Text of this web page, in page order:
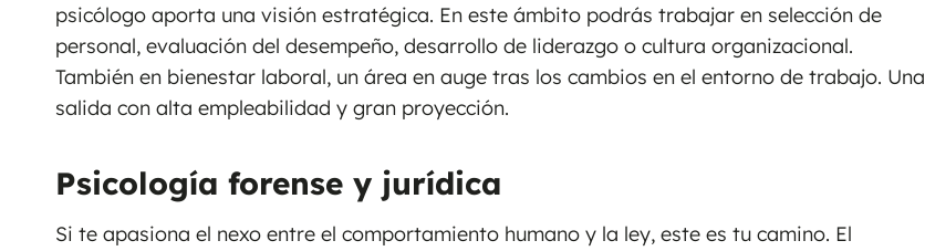
psicólogo aporta una visión estratégica. En este ámbito podrás trabajar en selección de
personal, evaluación del desempeño, desarrollo de liderazgo o cultura organizacional.
También en bienestar laboral, un área en auge tras los cambios en el entorno de trabajo. Una
salida con alta empleabilidad y gran proyección.
Psicología forense y jurídica
Si te apasiona el nexo entre el comportamiento humano y la ley, este es tu camino. El